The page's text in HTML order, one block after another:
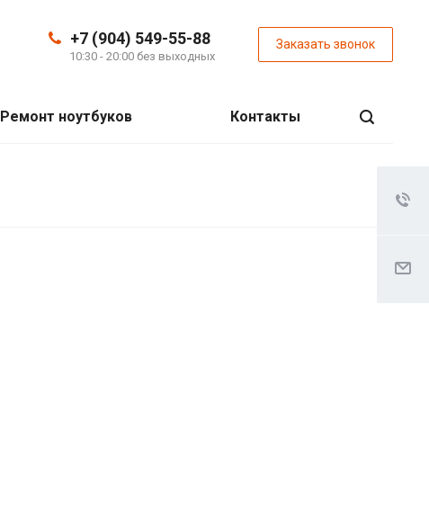
+7 (904) 549-55-88
10:30 - 20:00 без выходных
Заказать звонок
Ремонт ноутбуков Контакты